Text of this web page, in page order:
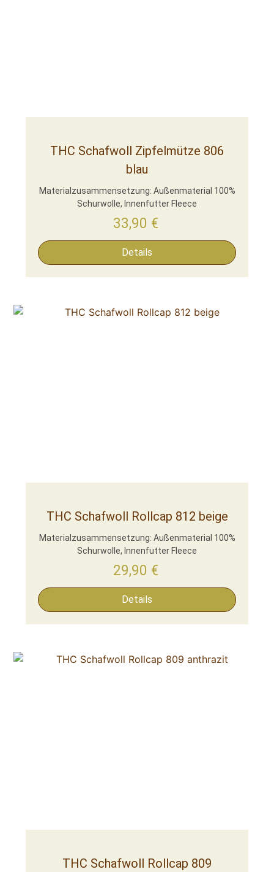
THC Schafwoll Zipfelmütze 806
blau
Materialzusammensetzung: Außenmaterial 100%
Schurwolle, Innenfutter Fleece
33,90 €
Details
THC Schafwoll Rollcap 812 beige
Materialzusammensetzung: Außenmaterial 100%
Schurwolle, Innenfutter Fleece
29,90 €
Details
THC Schafwoll Rollcap 809